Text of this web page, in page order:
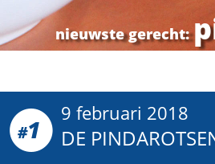
nieuwste gerecht:
9 februari 2018
DE
#1